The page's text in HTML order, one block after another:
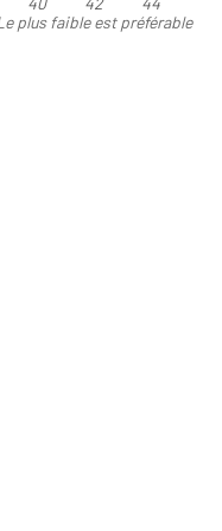
plus faible est préférable